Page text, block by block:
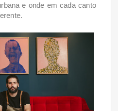
e onde em cada canto